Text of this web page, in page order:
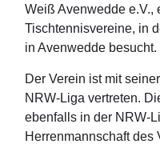
Weiß Avenwedde e.V.,
Tischtennisvereine, in
in Avenwedde besucht.
Der Verein ist mit
NRW-Liga vertreten.
ebenfalls in der NRW-
Herrenmannschaft des